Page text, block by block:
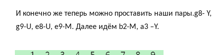
И конечно же теперь можно проставить наши пары.g8- Y,
g9-U, e8-U, e9-M. Далее идём b2-M, a3 –Y.